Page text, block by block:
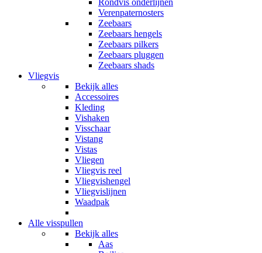
Rondvis onderlijnen
Verenpaternosters
Zeebaars
Zeebaars hengels
Zeebaars pilkers
Zeebaars pluggen
Zeebaars shads
Vliegvis
Bekijk alles
Accessoires
Kleding
Vishaken
Visschaar
Vistang
Vistas
Vliegen
Vliegvis reel
Vliegvishengel
Vliegvislijnen
Waadpak
Alle visspullen
Bekijk alles
Aas